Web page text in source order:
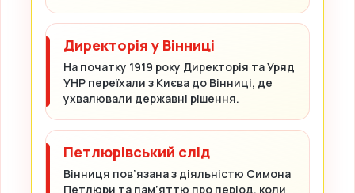
Директорія у Вінниці
На початку 1919 року Директорія та Уряд
УНР переїхали з Києва до Вінниці, де
ухвалювали державні рішення.
Петлюрівський слід
Вінниця пов’язана з діяльністю Симона
Петлюри та пам’яттю про період, коли